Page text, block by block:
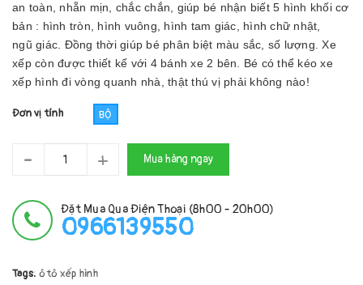
an toàn, nhẵn mịn, chắc chắn, giúp bé nhận biết 5 hình khối cơ
bản : hình tròn, hình vuông, hình tam giác, hình chữ nhật,
ngũ giác. Đồng thời giúp bé phân biệt màu sắc, số lượng. Xe
xếp còn được thiết kế với 4 bánh xe 2 bên. Bé có thể kéo xe
xếp hình đi vòng quanh nhà, thật thú vị phải không nào!
Đơn vị tính BỘ
- + Mua hàng ngay
Đặt Mua Qua Điện Thoại (8h00 - 20h00)
0966139550
Tags: ô tô xếp hình